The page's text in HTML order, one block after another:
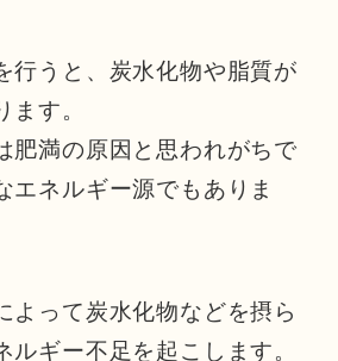
行うと、炭水化物や脂質が
ます。
肥満の原因と思われがちで
エネルギー源でもありま
よって炭水化物などを摂ら
ルギー不足を起こします。